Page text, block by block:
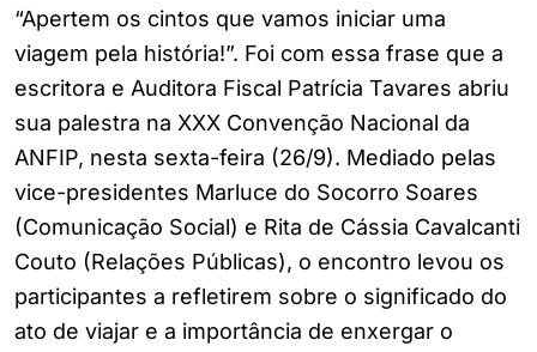
“Apertem os cintos que vamos iniciar uma
viagem pela história!”. Foi com essa frase que a
escritora e Auditora Fiscal Patrícia Tavares abriu
sua palestra na XXX Convenção Nacional da
ANFIP, nesta sexta-feira (26/9). Mediado pelas
vice-presidentes Marluce do Socorro Soares
(Comunicação Social) e Rita de Cássia Cavalcanti
Couto (Relações Públicas), o encontro levou os
participantes a refletirem sobre o significado do
ato de viajar e a importância de enxergar o